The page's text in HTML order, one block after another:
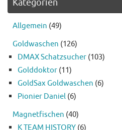
Kategorien
Allgemein (49)
Goldwaschen (126)
DMAX Schatzsucher (103)
Golddoktor (11)
GoldSax Goldwaschen (6)
Pionier Daniel (6)
Magnetfischen (40)
K TEAM HISTORY (6)